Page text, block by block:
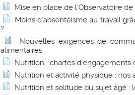
Mise en place de l'Observatoire
Moins d'absentéisme au travail
?
Nouvelles exigences de
alimentaires
Nutrition : chartes d'engagements
Nutrition et activité physique : nos
Nutrition et solitude du sujet âgé :